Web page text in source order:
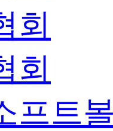
회
회
프트